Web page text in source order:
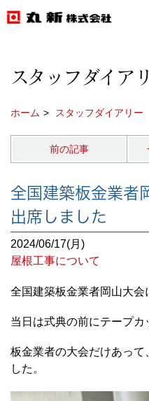
スタッフダイア
ホーム スタッフダイアリー
前の記事
全国建築板金業者
出席しました
2024/06/17(月)
屋根工事について
全国建築板金業者岡山大会
当日は式典の前にテープカ
板金業者の大会だけあっ
した。